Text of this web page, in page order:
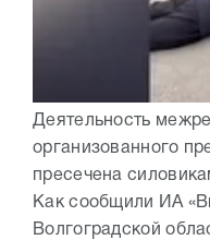
Деятельность
организованного
пресечена
Как сообщили ИА
Волгоградской